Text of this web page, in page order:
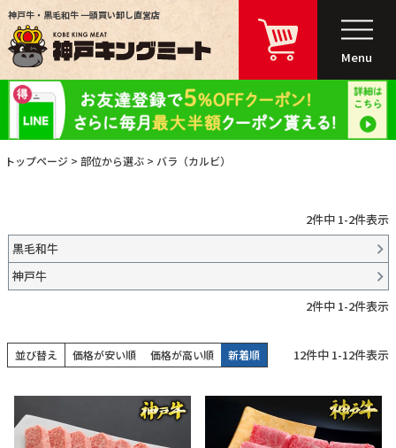
神戸牛・黒毛和牛 一頭買い卸し直営店
Menu
トップページ 部位から選ぶ バラ（カルビ）
2件中 1-2件表示
黒毛和牛
神戸牛
2件中 1-2件表示
並び替え 価格が安い順 価格が高い順 新着順 12件中 1-12件表示